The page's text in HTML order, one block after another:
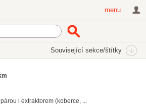
menu
Související sekce/štítky
i extraktorem (koberce, ...